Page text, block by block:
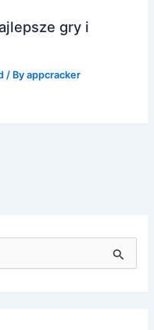
gry i
/ Byappcracker